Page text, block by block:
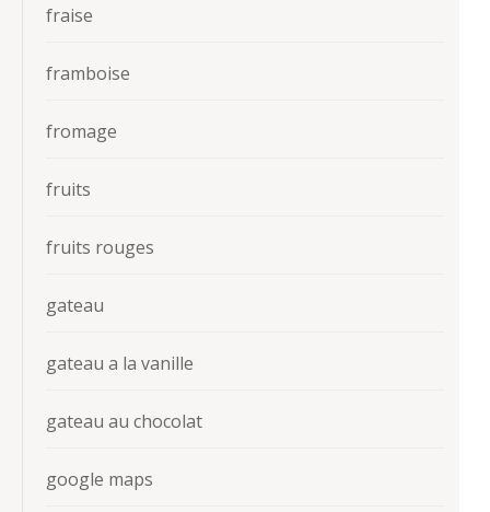
fraise
framboise
fromage
fruits
fruits rouges
gateau
gateau a la vanille
gateau au chocolat
google maps